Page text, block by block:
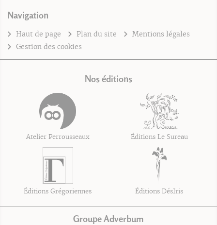
Navigation
Haut de page Plan du site
Mentions légales
Gestion des cookies
Nos éditions
Atelier Perrousseaux Éditions Le Sureau
Éditions Grégoriennes Éditions DésIris
Groupe Adverbum